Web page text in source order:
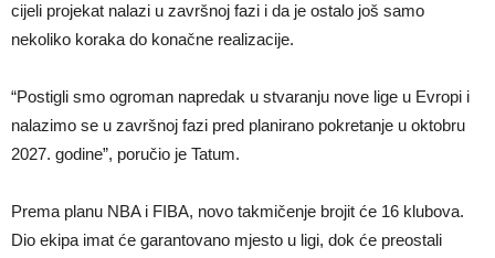
cijeli projekat nalazi u završnoj fazi i da je ostalo još samo
nekoliko koraka do konačne realizacije.
“Postigli smo ogroman napredak u stvaranju nove lige u Evropi i
nalazimo se u završnoj fazi pred planirano pokretanje u oktobru
2027. godine”, poručio je Tatum.
Prema planu NBA i FIBA, novo takmičenje brojit će 16 klubova.
Dio ekipa imat će garantovano mjesto u ligi, dok će preostali